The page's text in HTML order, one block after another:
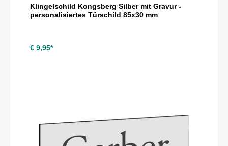
Klingelschild Kongsberg Silber mit Gravur -
personalisiertes Türschild 85x30 mm
€ 9,95*